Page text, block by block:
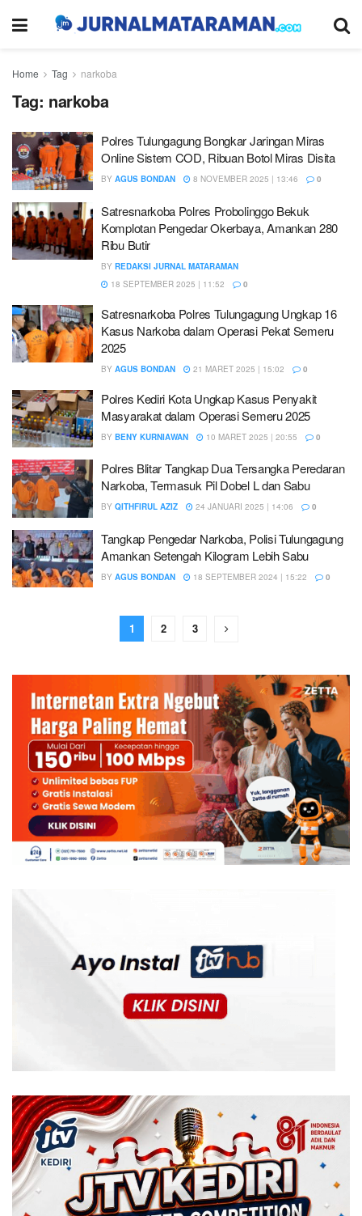
Home Tag narkoba
Tag: narkoba
Polres Tulungagung Bongkar Jaringan Miras
Online Sistem COD, Ribuan Botol Miras Disita
BY AGUS BONDAN 8 NOVEMBER 2025 | 13:46 0
Satresnarkoba Polres Probolinggo Bekuk
Komplotan Pengedar Okerbaya, Amankan 280
Ribu Butir
BY REDAKSI JURNAL MATARAMAN
18 SEPTEMBER 2025 | 11:52
0
Satresnarkoba Polres Tulungagung Ungkap 16
Kasus Narkoba dalam Operasi Pekat Semeru
2025
BY AGUS BONDAN 21 MARET 2025 | 15:02 0
Polres Kediri Kota Ungkap Kasus Penyakit
Masyarakat dalam Operasi Semeru 2025
BY BENY KURNIAWAN 10 MARET 2025 | 20:55 0
Polres Blitar Tangkap Dua Tersangka Peredaran
Narkoba, Termasuk Pil Dobel L dan Sabu
BY QITHFIRUL AZIZ 24 JANUARI 2025 | 14:06 0
Tangkap Pengedar Narkoba, Polisi Tulungagung
Amankan Setengah Kilogram Lebih Sabu
BY AGUS BONDAN 18 SEPTEMBER 2024 | 15:22 0
1 2 3